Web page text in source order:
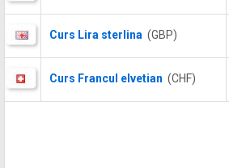
Curs Lira sterlina (GBP)
Curs Francul elvetian (CHF)